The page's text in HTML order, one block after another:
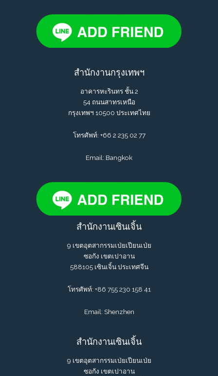
สำนักงานกรุงเทพฯ
อาคารหะรินทร ชั้น 2
54 ถนนสาทรเหนือ
กรุงเทพฯ 10500 ประเทศไทย
โทรศัพท์: +66 2 235 02 77
Email: Bangkok
สำนักงานเซินเจิ้น
9 เขตอุตสากรรมเป่ยเปียนเป่ย
ซอกัง เขตเปาอาน
588105 เซินเจิ้น ประเทศจีน
โทรศัพท์: +86 755 230 158 41
Email: Shenzhen
สำนักงานเซินเจิ้น
9 เขตอุตสากรรมเป่ยเปียนเป่ย
ซอกัง เขตเปาอาน